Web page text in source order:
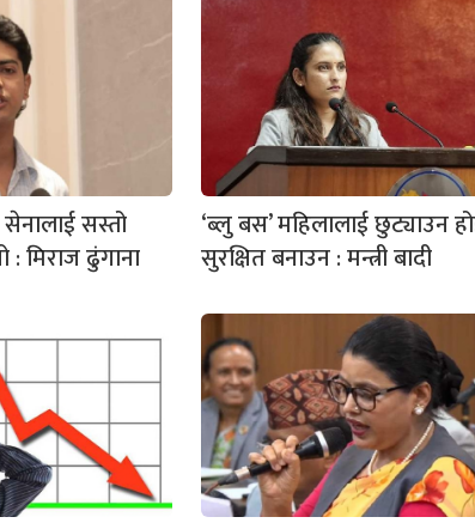
सस्तो
: मिराज ढुंगाना
‘ब्लु बस’ महिलालाई छुट्याउन
सुरक्षित बनाउन : मन्त्री बादी